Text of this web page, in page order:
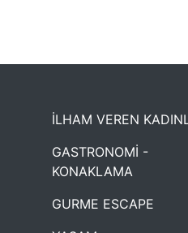
İLHAM VEREN
GASTRONOMİ -
KONAKLAMA
GURME ESCAPE